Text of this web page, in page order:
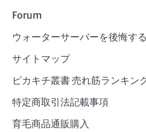
Forum
ウォーターサーバーを後悔す
サイトマップ
ピカキチ叢書 売れ筋ランキン
特定商取引法記載事項
育毛商品通販購入